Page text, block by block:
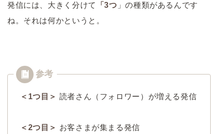
発信には、大きく分けて 「3つ 」の種類があるんです
ね。それは何かというと。
＜1つ目＞ 読者さん（フォロワー）が増える発信
＜2つ目＞ お客さまが集まる発信